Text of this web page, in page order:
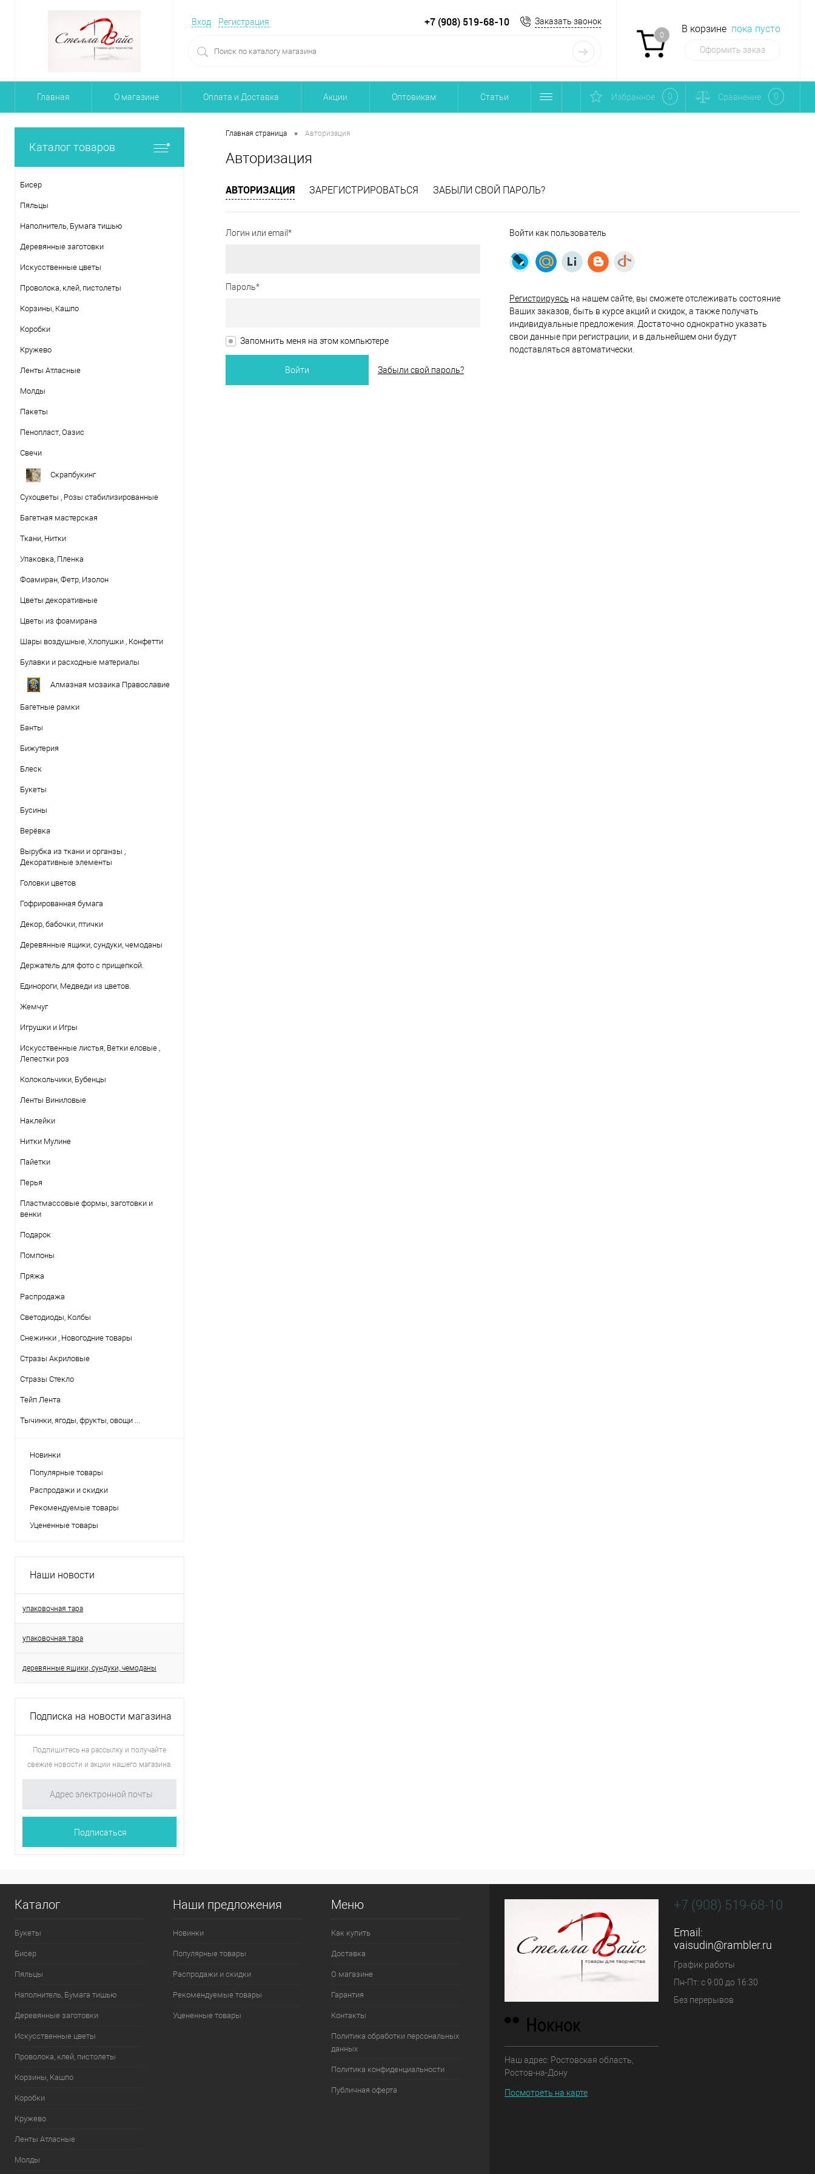
Вход Регистрация +7 (908) 519-68-10 Заказать звонок
0
В корзине пока пусто
Оформить заказ
Главная О магазине Оплата и Доставка Акции Оптовикам Статьи Избранное 0 Сравнение 0
Каталог товаров
Бисер
Пяльцы
Наполнитель, Бумага тишью
Деревянные заготовки
Искусственные цветы
Проволока, клей, пистолеты
Корзины, Кашпо
Коробки
Кружево
Ленты Атласные
Молды
Пакеты
Пенопласт, Оазис
Свечи
Скрапбукинг
Сухоцветы , Розы стабилизированные
Багетная мастерская
Ткани, Нитки
Упаковка, Пленка
Фоамиран, Фетр, Изолон
Цветы декоративные
Цветы из фоамирана
Шары воздушные, Хлопушки , Конфетти
Булавки и расходные материалы
Алмазная мозаика Православие
Багетные рамки
Банты
Бижутерия
Блеск
Букеты
Бусины
Верёвка
Вырубка из ткани и органзы ,
Декоративные элементы
Головки цветов
Гофрированная бумага
Декор, бабочки, птички
Деревянные ящики, сундуки, чемоданы
Держатель для фото с прищепкой.
Единороги, Медведи из цветов.
Жемчуг
Игрушки и Игры
Искусственные листья, Ветки еловые ,
Лепестки роз
Колокольчики, Бубенцы
Ленты Виниловые
Наклейки
Нитки Mулине
Пайетки
Перья
Пластмассовые формы, заготовки и
венки
Подарок
Помпоны
Пряжа
Распродажа
Светодиоды, Колбы
Снежинки , Новогодние товары
Стразы Акриловые
Стразы Стекло
Тейп Лента
Тычинки, ягоды, фрукты, овощи ...
Новинки
Популярные товары
Распродажи и скидки
Рекомендуемые товары
Уцененные товары
Наши новости
упаковочная тара
упаковочная тара
деревянные ящики, сундуки, чемоданы
Подписка на новости магазина
Подпишитесь на рассылку и получайте
свежие новости и акции нашего магазина.
Главная страница • Авторизация
Авторизация
АВТОРИЗАЦИЯ ЗАРЕГИСТРИРОВАТЬСЯ ЗАБЫЛИ СВОЙ ПАРОЛЬ?
Логин или email*
Пароль*
Запомнить меня на этом компьютере
Забыли свой пароль?
Войти как пользователь
Регистрируясь на нашем сайте, вы сможете отслеживать состояние
Ваших заказов, быть в курсе акций и скидок, а также получать
индивидуальные предложения. Достаточно однократно указать
свои данные при регистрации, и в дальнейшем они будут
подставляться автоматически.
Каталог
Букеты
Бисер
Пяльцы
Наполнитель, Бумага тишью
Деревянные заготовки
Искусственные цветы
Проволока, клей, пистолеты
Корзины, Кашпо
Коробки
Кружево
Ленты Атласные
Молды
Наши предложения
Новинки
Популярные товары
Распродажи и скидки
Рекомендуемые товары
Уцененные товары
Меню
Как купить
Доставка
О магазине
Гарантия
Контакты
Политика обработки персональных
данных
Политика конфиденциальности
Публичная оферта
Наш адрес: Ростовская область,
Ростов-на-Дону
Посмотреть на карте
+7 (908) 519-68-10
Email:
vaisudin@rambler.ru
График работы
Пн-Пт: с 9:00 до 16:30
Без перерывов